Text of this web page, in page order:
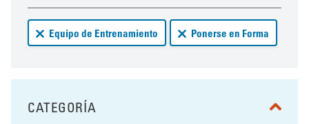
Remove Equipo de Entrenamiento deals from your results
Equipo de Entrenamiento Remove Ponerse en
Ponerse en Forma
FILTRAR POR
CATEGORÍA